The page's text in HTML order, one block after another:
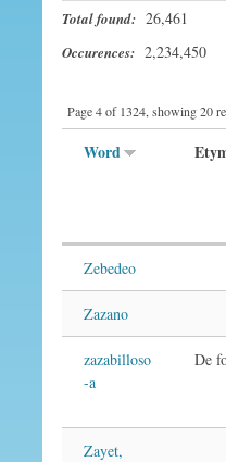
Total found: 26,461
Occurences: 2,234,450
Page 4 of 1324, showing 20
Word
Zebedeo
Zazano
zazabilloso
-a
De
Zayet,